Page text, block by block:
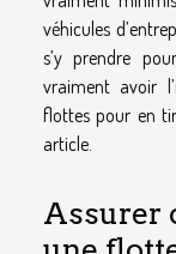
véhicules
s’y prendre
vraiment avoir
flottes pour en
article.
Assurer